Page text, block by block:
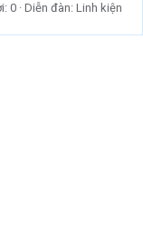
0 Diễn đàn: Linh kiện